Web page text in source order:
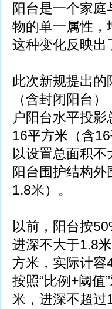
阳台是一个家庭
物的单一属性，
这种变化反映出
此次新规提出
（含封闭阳台
户阳台水平投
16平方米（含
以设置总面积
阳台围护结构外
1.8米）。
以前，阳台按
进深不大于1.8
方米，实际计容
按照“比例+阈值
米，进深不超过